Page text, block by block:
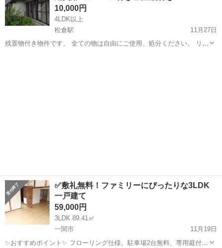
10,000円
4LDK以上
松倉駅
11月27日
残置物付き物件です。 全ての物は自由にご使用、処分ください。 リフ
✅敷礼無料！ファミリーにぴったりな3LDK
一戸建て
59,000円
3LDK 89.41㎡
一関市
11月19日
✨️おすすめポイント✨️ フローリング仕様。駐車場2台無料、専用庭付